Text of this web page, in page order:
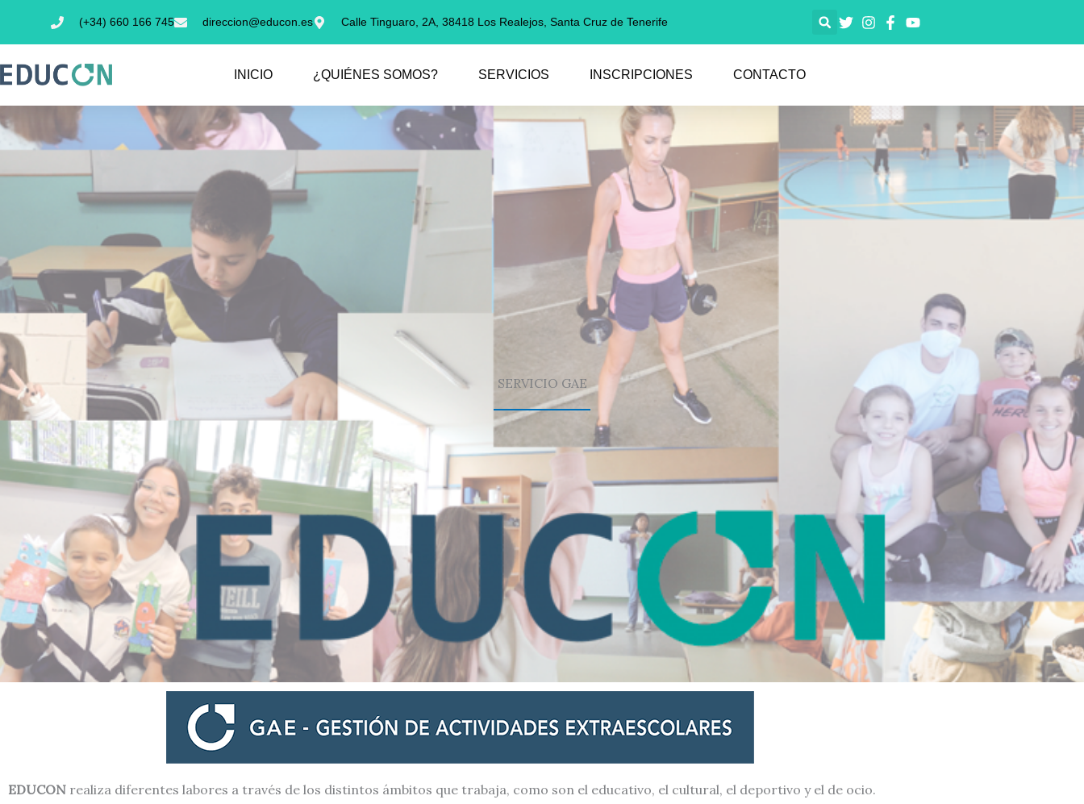
contenido
(+34) 660 166 745 direccion@educon.es Calle Tinguaro, 2A, 38418 Los Realejos, Santa Cruz de Tenerife
INICIO ¿QUIÉNES SOMOS? SERVICIOS INSCRIPCIONES CONTACTO
SERVICIO GAE
EDUCON realiza diferentes labores a través de los distintos ámbitos que trabaja, como son el educativo, el cultural, el deportivo y el de ocio.